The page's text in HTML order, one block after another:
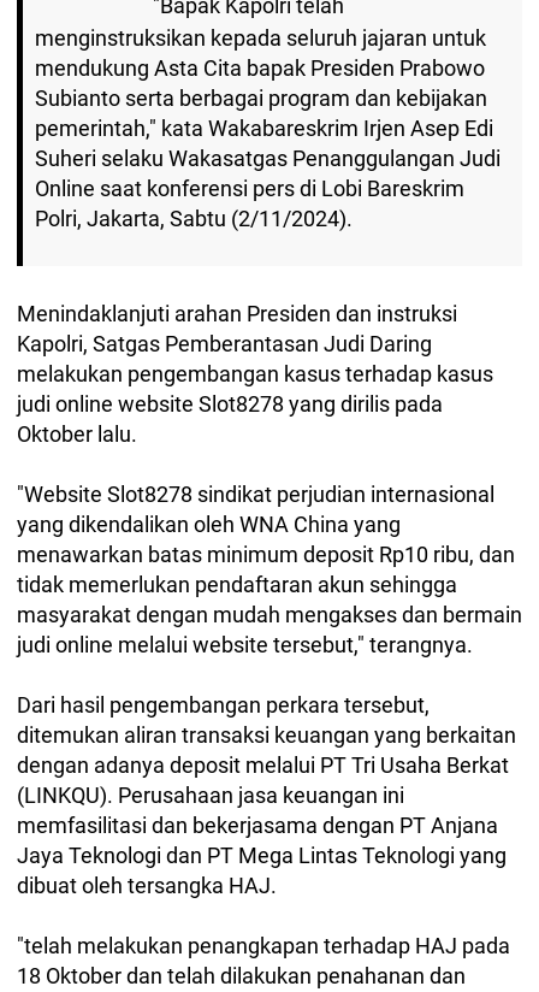
menginstruksikan kepada seluruh jajaran untuk
mendukung Asta Cita bapak Presiden Prabowo
Subianto serta berbagai program dan kebijakan
pemerintah," kata Wakabareskrim Irjen Asep Edi
Suheri selaku Wakasatgas Penanggulangan Judi
Online saat konferensi pers di Lobi Bareskrim
Polri, Jakarta, Sabtu (2/11/2024).
Menindaklanjuti arahan Presiden dan instruksi
Kapolri, Satgas Pemberantasan Judi Daring
melakukan pengembangan kasus terhadap kasus
judi online website Slot8278 yang dirilis pada
Oktober lalu.
"Website Slot8278 sindikat perjudian internasional
yang dikendalikan oleh WNA China yang
menawarkan batas minimum deposit Rp10 ribu, dan
tidak memerlukan pendaftaran akun sehingga
masyarakat dengan mudah mengakses dan bermain
judi online melalui website tersebut," terangnya.
Dari hasil pengembangan perkara tersebut,
ditemukan aliran transaksi keuangan yang berkaitan
dengan adanya deposit melalui PT Tri Usaha Berkat
(LINKQU). Perusahaan jasa keuangan ini
memfasilitasi dan bekerjasama dengan PT Anjana
Jaya Teknologi dan PT Mega Lintas Teknologi yang
dibuat oleh tersangka HAJ.
"telah melakukan penangkapan terhadap HAJ pada
18 Oktober dan telah dilakukan penahanan dan